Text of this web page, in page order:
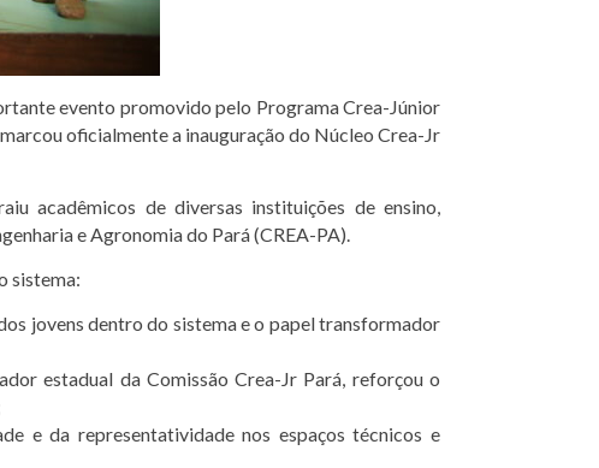
evento promovido pelo Programa Crea-Júnior
oficialmente a inauguração do Núcleo Crea-Jr
acadêmicos de diversas instituições de ensino,
e Agronomia do Pará (CREA-PA).
sistema:
jovens dentro do sistema e o papel transformador
estadual da Comissão Crea-Jr Pará, reforçou o
e da representatividade nos espaços técnicos e